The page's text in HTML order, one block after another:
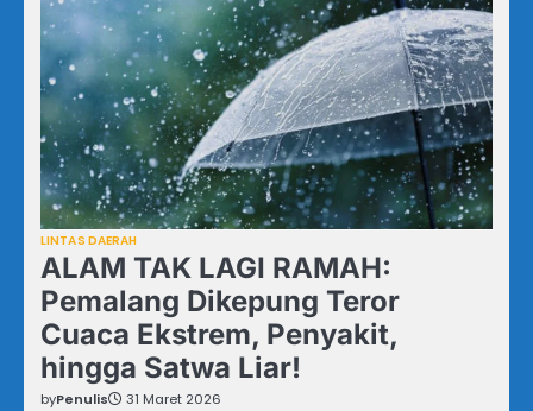
LINTAS DAERAH
ALAM TAK LAGI RAMAH:
Pemalang Dikepung Teror
Cuaca Ekstrem, Penyakit,
hingga Satwa Liar!
byPenulis 31 Maret 2026